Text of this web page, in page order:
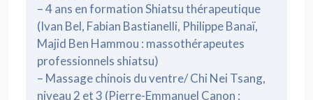
– 4 ans en formation Shiatsu thérapeutique
(Ivan Bel, Fabian Bastianelli, Philippe Banaï,
Majid Ben Hammou : massothérapeutes
professionnels shiatsu)
– Massage chinois du ventre/ Chi Nei Tsang,
niveau 2 et 3 (Pierre-Emmanuel Canon :